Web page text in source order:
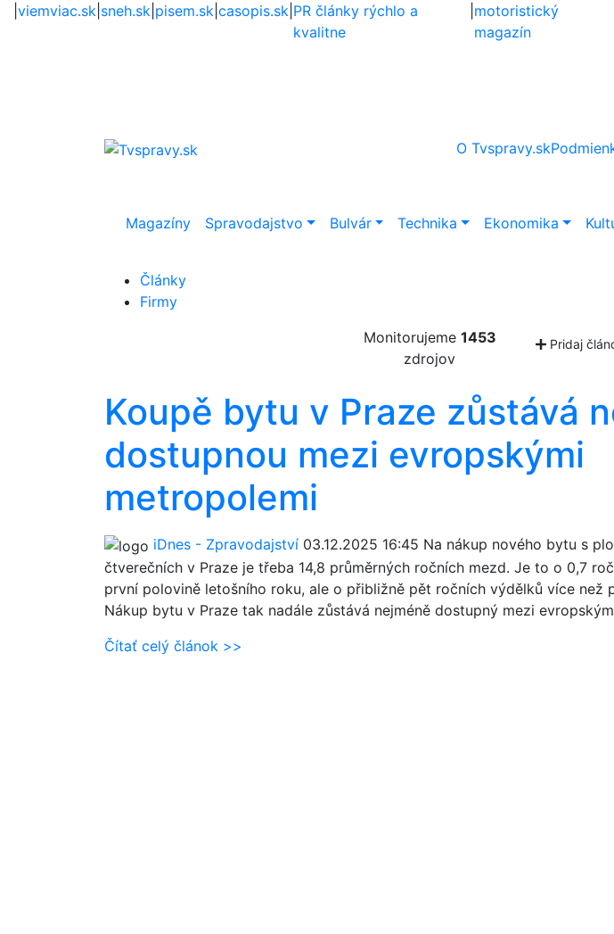
viemviac.sk sneh.sk pisem.sk casopis.sk PR články rýchlo a
kvalitne
motoristický
magazín
O Tvspravy.sk
Magazíny Spravodajstvo Bulvár Technika Ekonomika
Články
Firmy
Monitorujeme 1453
zdrojov
Pridaj
Koupě bytu v Praze zůstává
dostupnou mezi evropskými
metropolemi
iDnes - Zpravodajství 03.12.2025 16:45 Na nákup nového bytu s
čtverečních v Praze je třeba 14,8 průměrných ročních mezd. Je to o 0,7
první polovině letošního roku, ale o přibližně pět ročních výdělků více než
Nákup bytu v Praze tak nadále zůstává nejméně dostupný mezi
Čítať celý článok >>